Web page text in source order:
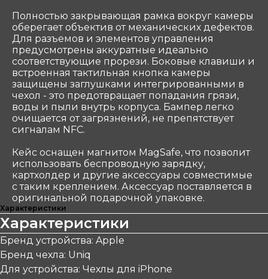
Полностью закрывающая рамка вокруг камеры
оберегает объектив от механических дефектов.
Для разъемов и элементов управления
предусмотрены аккуратные идеально
соответствующие прорези. Боковые клавиши и
встроенная тактильная кнопка камеры
защищены заглушками интегрированными в
чехол - это предотвращает попадания грязи,
воды и пыли внутрь корпуса. Бампер легко
очищается от загрязнений, не препятствует
сигналам NFC.
Кейс оснащен магнитом MagSafe, что позволит
использовать беспроводную зарядку,
картхолдер и другие аксессуары совместимые
с таким креплением. Аксессуар поставляется в
оригинальной подарочной упаковке.
Характеристики
Характеристики
Бренд устройства: Apple
Бренд чехла: Uniq
Для устройства: Чехлы для iPhone